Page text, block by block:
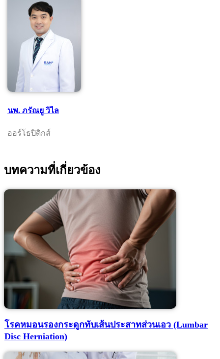
นพ. ภรัณยู วิไล
ออร์โธปิดิกส์
บทความที่เกี่ยวข้อง
โรคหมอนรองกระดูกทับเส้นประสาทส่วนเอว (Lumbar
Disc Herniation)